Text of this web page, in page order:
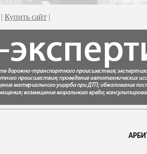
| Купить сайт |